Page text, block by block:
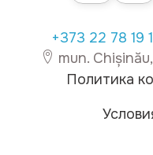
+373 22 78 19
mun.
Политика